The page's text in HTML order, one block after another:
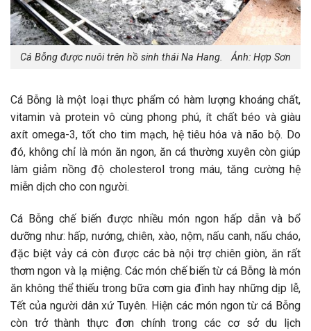
Cá Bỗng được nuôi trên hồ sinh thái Na Hang. Ảnh: Hợp Sơn
Cá Bỗng là một loại thực phẩm có hàm lượng khoáng chất,
vitamin và protein vô cùng phong phú, ít chất béo và giàu
axít omega-3, tốt cho tim mạch, hệ tiêu hóa và não bộ. Do
đó, không chỉ là món ăn ngon, ăn cá thường xuyên còn giúp
làm giảm nồng độ cholesterol trong máu, tăng cường hệ
miễn dịch cho con người.
Cá Bỗng chế biến được nhiều món ngon hấp dẫn và bổ
dưỡng như: hấp, nướng, chiên, xào, nộm, nấu canh, nấu cháo,
đặc biệt vảy cá còn được các bà nội trợ chiên giòn, ăn rất
thơm ngon và lạ miệng. Các món chế biến từ cá Bỗng là món
ăn không thể thiếu trong bữa cơm gia đình hay những dịp lễ,
Tết của người dân xứ Tuyên. Hiện các món ngon từ cá Bỗng
còn trở thành thực đơn chính trong các cơ sở du lịch